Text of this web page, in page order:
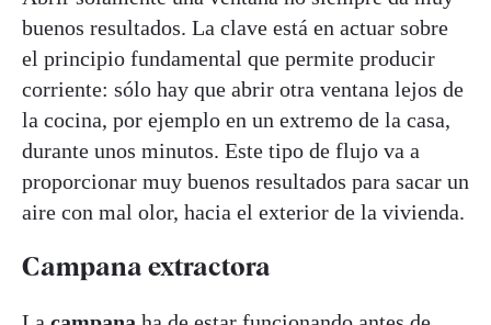
buenos resultados. La clave está en actuar sobre
el principio fundamental que permite producir
corriente: sólo hay que abrir otra ventana lejos de
la cocina, por ejemplo en un extremo de la casa,
durante unos minutos. Este tipo de flujo va a
proporcionar muy buenos resultados para sacar un
aire con mal olor, hacia el exterior de la vivienda.
Campana extractora